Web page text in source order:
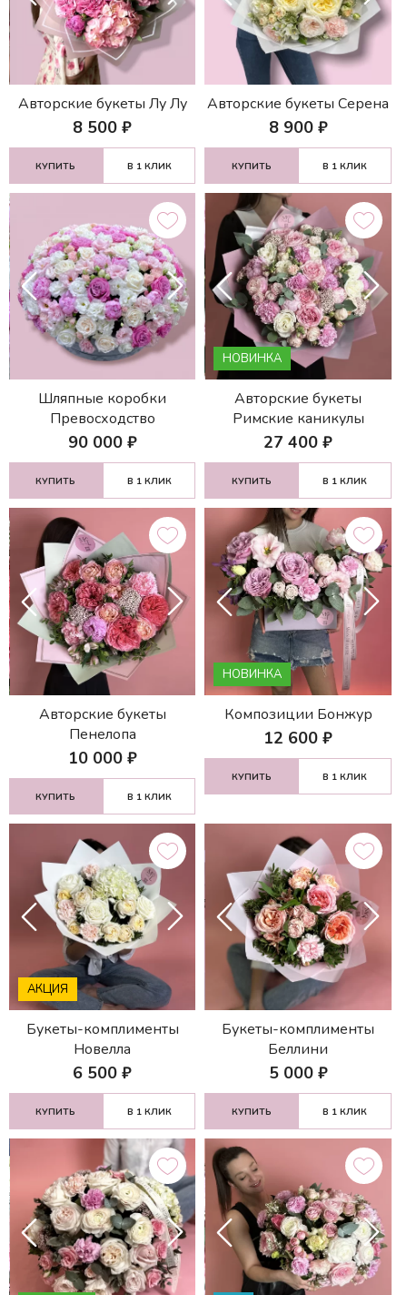
Авторские букеты Лу Лу
8 500 ₽
КУПИТЬ В 1 КЛИК
Авторские букеты Серена
8 900₽
КУПИТЬ В 1 КЛИК
Шляпные коробки
Превосходство
90 000₽
КУПИТЬ В 1 КЛИК
НОВИНКА
Авторские букеты
Римские каникулы
27 400 ₽
КУПИТЬ В 1 КЛИК
Авторские букеты
Пенелопа
10 000₽
КУПИТЬ В 1 КЛИК
НОВИНКА
Композиции Бонжур
12 600 ₽
КУПИТЬ В 1 КЛИК
АКЦИЯ
Букеты-комплименты
Новелла
6 500 ₽
КУПИТЬ В 1 КЛИК
Букеты-комплименты
Беллини
5 000₽
КУПИТЬ В 1 КЛИК